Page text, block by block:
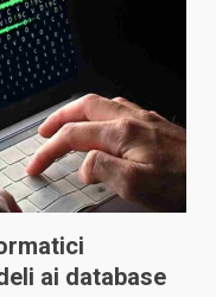
ai database